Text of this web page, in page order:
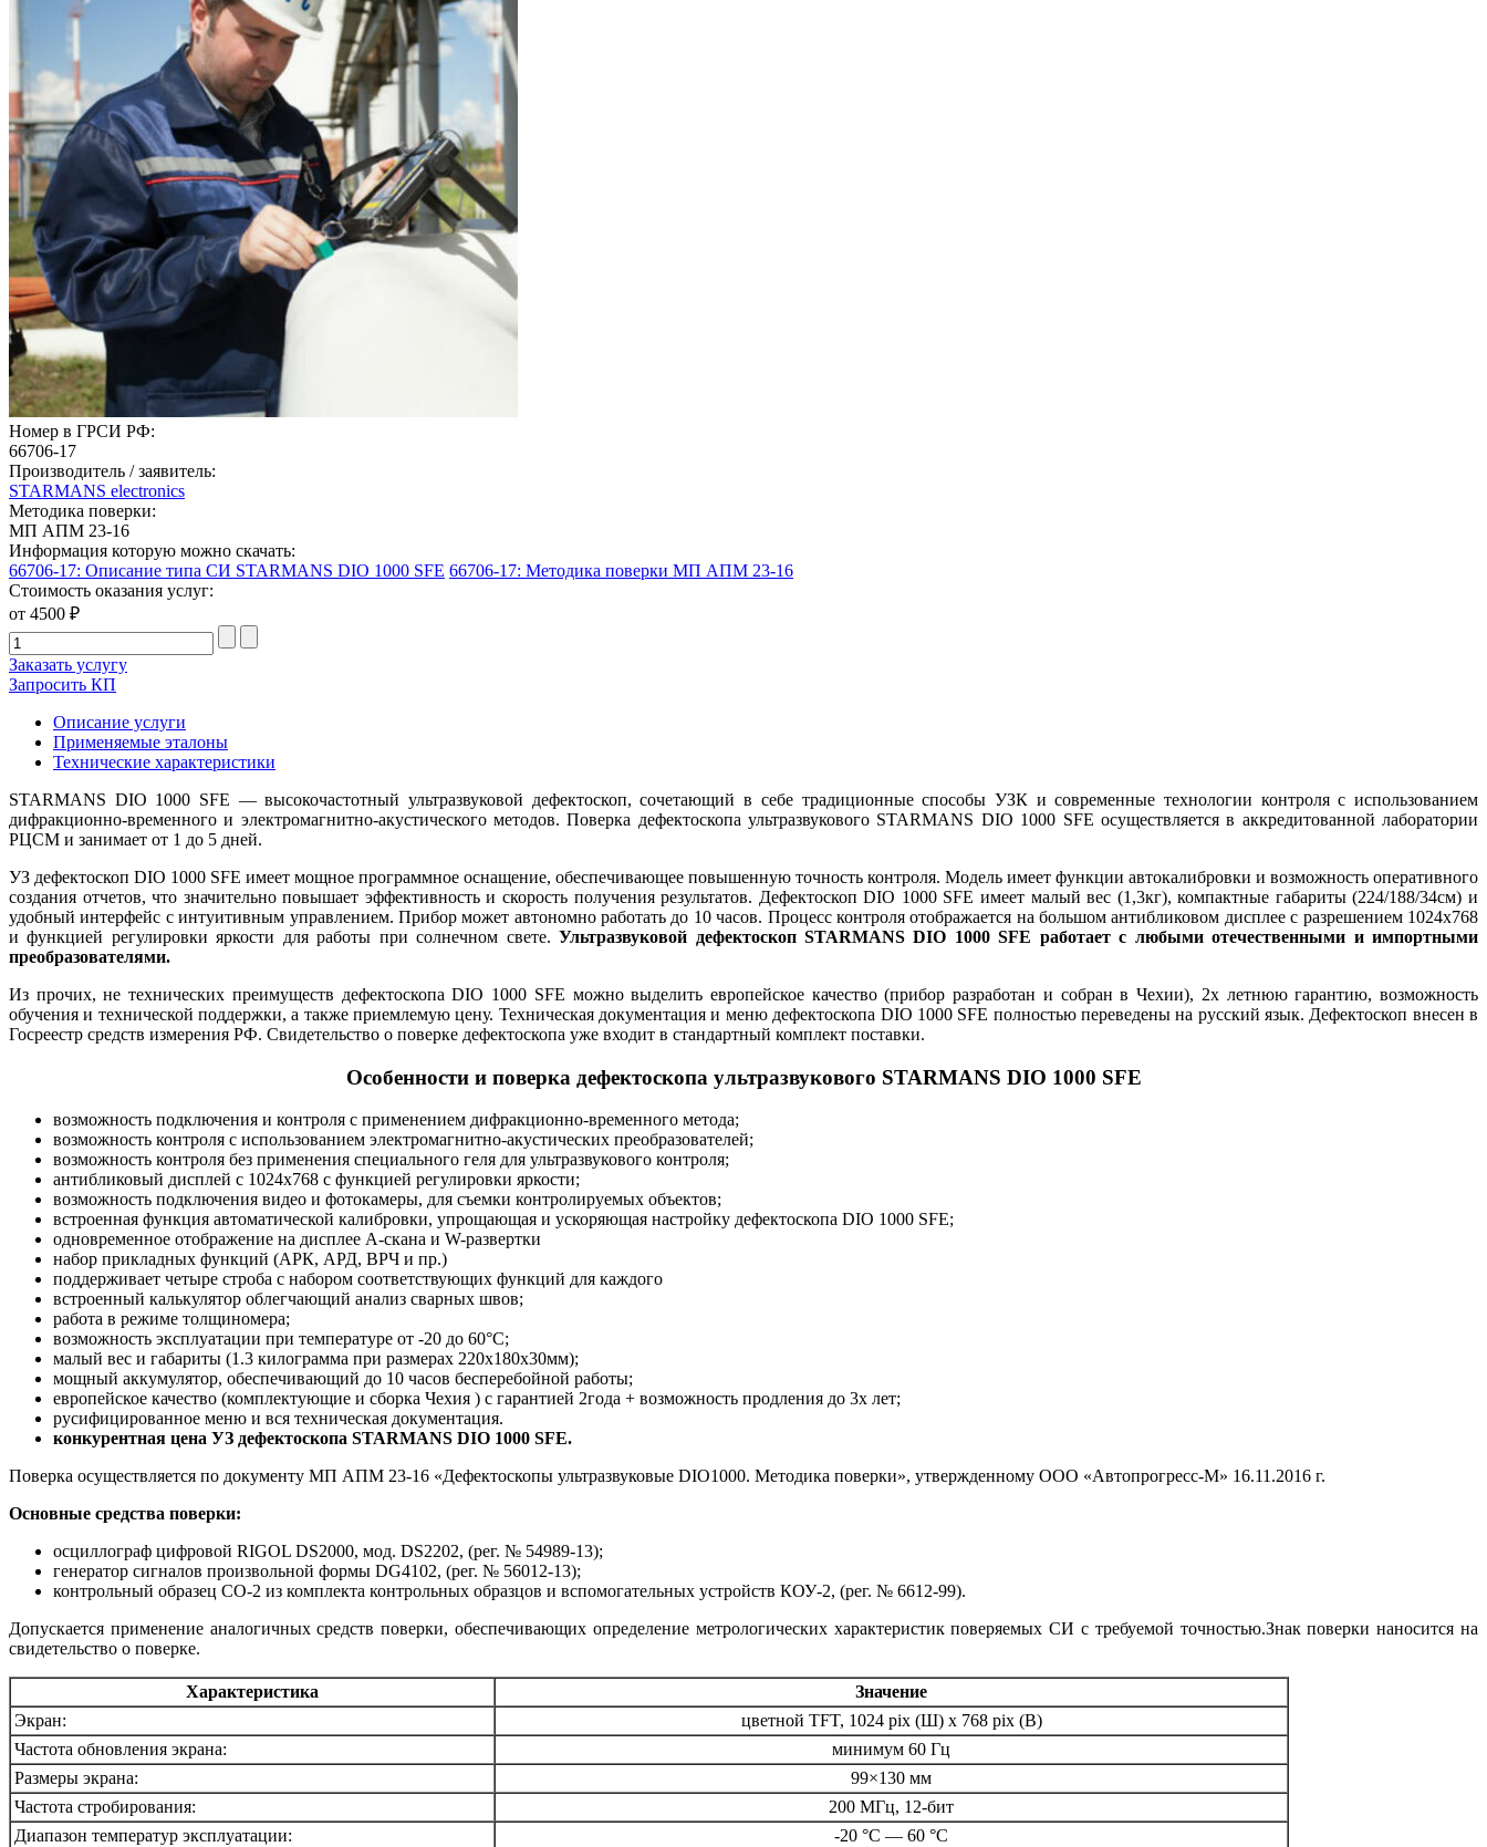
Номер в ГРСИ РФ:
66706-17
Производитель / заявитель:
STARMANS electronics
Методика поверки:
МП АПМ 23-16
Информация которую можно скачать:
66706-17: Описание типа СИ STARMANS DIO 1000 SFE 66706-17: Методика поверки МП АПМ 23-16
Стоимость оказания услуг:
от 4500 ₽
Заказать услугу
Запросить КП
Описание услуги
Применяемые эталоны
Технические характеристики
STARMANS DIO 1000 SFE — высокочастотный ультразвуковой дефектоскоп, сочетающий в себе традиционные способы УЗК и современные технологии контроля с использованием
дифракционно-временного и электромагнитно-акустического методов. Поверка дефектоскопа ультразвукового STARMANS DIO 1000 SFE осуществляется в аккредитованной лаборатории
РЦСМ и занимает от 1 до 5 дней.
УЗ дефектоскоп DIO 1000 SFE имеет мощное программное оснащение, обеспечивающее повышенную точность контроля. Модель имеет функции автокалибровки и возможность оперативного
создания отчетов, что значительно повышает эффективность и скорость получения результатов. Дефектоскоп DIO 1000 SFE имеет малый вес (1,3кг), компактные габариты (224/188/34см) и
удобный интерфейс с интуитивным управлением. Прибор может автономно работать до 10 часов. Процесс контроля отображается на большом антибликовом дисплее с разрешением 1024х768
и функцией регулировки яркости для работы при солнечном свете.Ультразвуковой дефектоскоп STARMANS DIO 1000 SFE работает с любыми отечественными и импортными
преобразователями.
Из прочих, не технических преимуществ дефектоскопа DIO 1000 SFE можно выделить европейское качество (прибор разработан и собран в Чехии), 2х летнюю гарантию, возможность
обучения и технической поддержки, а также приемлемую цену. Техническая документация и меню дефектоскопа DIO 1000 SFE полностью переведены на русский язык. Дефектоскоп внесен в
Госреестр средств измерения РФ. Свидетельство о поверке дефектоскопа уже входит в стандартный комплект поставки.
Особенности и поверка дефектоскопа ультразвукового STARMANS DIO 1000 SFE
возможность подключения и контроля с применением дифракционно-временного метода;
возможность контроля с использованием электромагнитно-акустических преобразователей;
возможность контроля без применения специального геля для ультразвукового контроля;
антибликовый дисплей с 1024х768 с функцией регулировки яркости;
возможность подключения видео и фотокамеры, для съемки контролируемых объектов;
встроенная функция автоматической калибровки, упрощающая и ускоряющая настройку дефектоскопа DIO 1000 SFE;
одновременное отображение на дисплее А-скана и W-развертки
набор прикладных функций (АРК, АРД, ВРЧ и пр.)
поддерживает четыре строба с набором соответствующих функций для каждого
встроенный калькулятор облегчающий анализ сварных швов;
работа в режиме толщиномера;
возможность эксплуатации при температуре от -20 до 60°С;
малый вес и габариты (1.3 килограмма при размерах 220х180х30мм);
мощный аккумулятор, обеспечивающий до 10 часов бесперебойной работы;
европейское качество (комплектующие и сборка Чехия ) с гарантией 2года + возможность продления до 3х лет;
русифицированное меню и вся техническая документация.
конкурентная цена УЗ дефектоскопа STARMANS DIO 1000 SFE.
Поверка осуществляется по документу МП АПМ 23-16 «Дефектоскопы ультразвуковые DIO1000. Методика поверки», утвержденному ООО «Автопрогресс-М» 16.11.2016 г.
Основные средства поверки:
осциллограф цифровой RIGOL DS2000, мод. DS2202, (рег. № 54989-13);
генератор сигналов произвольной формы DG4102, (рег. № 56012-13);
контрольный образец СО-2 из комплекта контрольных образцов и вспомогательных устройств КОУ-2, (рег. № 6612-99).
Допускается применение аналогичных средств поверки, обеспечивающих определение метрологических характеристик поверяемых СИ с требуемой точностью.Знак поверки наносится на
свидетельство о поверке.
Характеристика
Значение
Экран:
цветной TFT, 1024 pix (Ш) х 768 pix (В)
Частота обновления экрана:
минимум 60 Гц
Размеры экрана:
99×130 мм
Частота стробирования:
200 МГц, 12-бит
Диапазон температур эксплуатации:
-20 °C — 60 °C